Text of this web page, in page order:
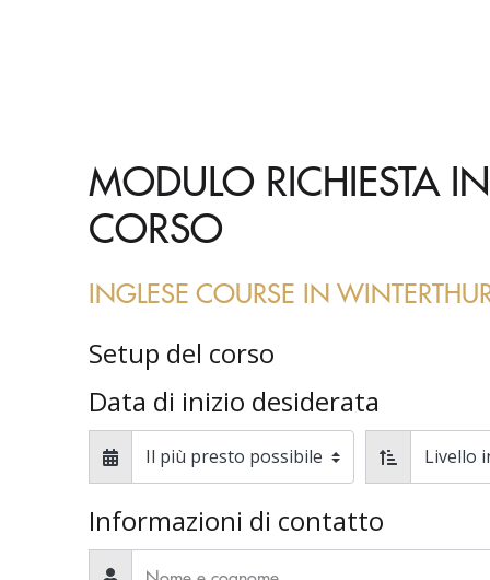
MODULO RICHIESTA
CORSO
INGLESE COURSE IN
Setup del corso
Data di inizio desiderata
Informazioni di contatto